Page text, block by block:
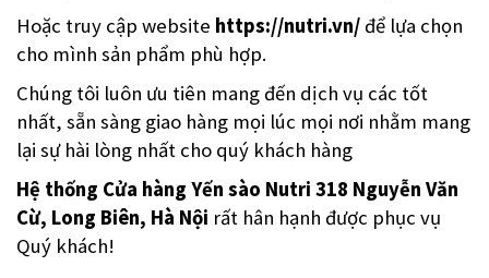
Hoặc truy cập website https://nutri.vn/ để lựa chọn
cho mình sản phẩm phù hợp.
Chúng tôi luôn ưu tiên mang đến dịch vụ các tốt
nhất, sẵn sàng giao hàng mọi lúc mọi nơi nhằm mang
lại sự hài lòng nhất cho quý khách hàng
Hệ thống Cửa hàng Yến sào Nutri 318 Nguyễn Văn
Cừ, Long Biên, Hà Nội rất hân hạnh được phục vụ
Quý khách!